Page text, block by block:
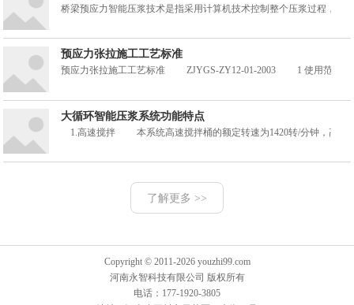
桥梁预应力智能压浆技术是指采用计算机技术控制整个压浆过程，采
预应力张拉施工工艺标准
预应力张拉施工工艺标准 ZJYGS-ZY12-01-2003 1 使用范围 本
大循环智能压浆系统功能特点
1.高速搅拌 本系统高速搅拌桶的额定转速为1420转/分钟，高速
了解更多 >>
Copyright © 2011-2026 youzhi99.com
河南永智科技有限公司 版权所有
电话：177-1920-3805